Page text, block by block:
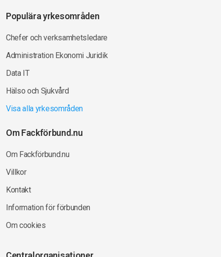
Populära yrkesområden
Chefer och verksamhetsledare
Administration Ekonomi Juridik
Data IT
Hälso och Sjukvård
Visa alla yrkesområden
Om Fackförbund.nu
Om Fackförbund.nu
Villkor
Kontakt
Information för förbunden
Om cookies